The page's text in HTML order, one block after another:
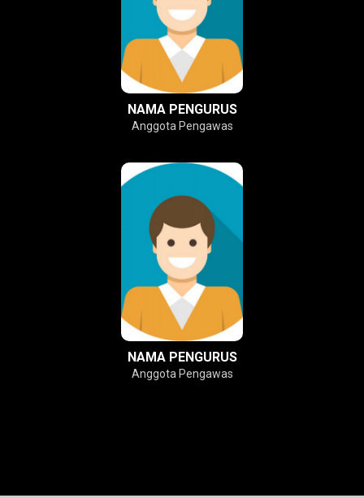
NAMA PENGURUS
Anggota Pengawas
NAMA PENGURUS
Anggota Pengawas